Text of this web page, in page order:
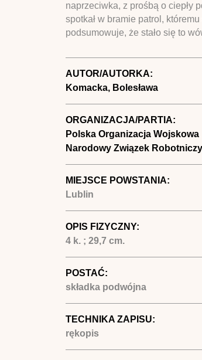
naprzeciwka, z prośbą o ciepły
spotkał w bramie patrol,
podsumowuje, że stało się to
AUTOR/AUTORKA:
Komacka, Bolesława
ORGANIZACJA/PARTIA:
Polska Organizacja Wojskowa
Narodowy Związek Robotniczy
MIEJSCE POWSTANIA:
Lublin
OPIS FIZYCZNY:
4 k. ; 29,7 cm.
POSTAĆ:
składka podwójna
TECHNIKA ZAPISU:
rękopis